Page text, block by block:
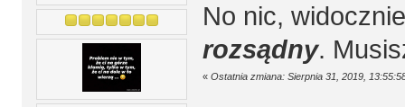
No nic,
rozsądny.
« Ostatnia zmiana: Sierpnia 31, 2019,